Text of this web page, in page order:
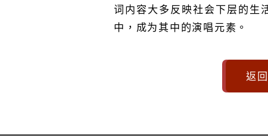
词内容大多反映社会下层的生
中，成为其中的演唱元素。
返